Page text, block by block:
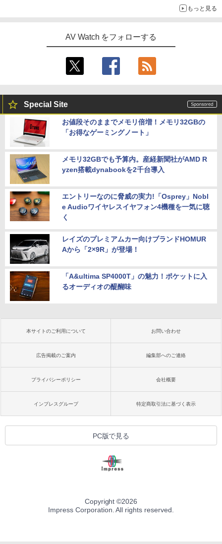
もっと見る
AV Watch をフォローする
Special Site
お値段そのままでメモリ倍増！メモリ32GBの
「お得なゲーミングノート」
メモリ32GBでも予算内。産経新聞社がAMD R
yzen搭載dynabookを2千台導入
エントリーなのに脅威の実力!「Osprey」Nobl
e Audioワイヤレスイヤフォン4機種を一気に聴
く
レイズのプレミアムカー向けブランドHOMUR
Aから「2×9R」が登場！
「A&ultima SP4000T」の魅力！ポケットに入
るオーディオの醍醐味
本サイトのご利用について お問い合わせ
広告掲載のご案内 編集部へのご連絡
プライバシーポリシー 会社概要
インプレスグループ 特定商取引法に基づく表示
PC版で見る
Copyright ©2026
Impress Corporation. All rights reserved.